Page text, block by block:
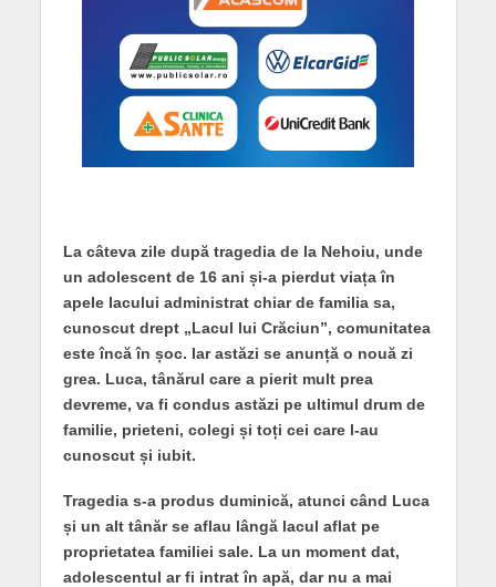
La câteva zile după tragedia de la Nehoiu, unde
un adolescent de 16 ani și-a pierdut viața în
apele lacului administrat chiar de familia sa,
cunoscut drept „Lacul lui Crăciun”, comunitatea
este încă în șoc. Iar astăzi se anunță o nouă zi
grea. Luca, tânărul care a pierit mult prea
devreme, va fi condus astăzi pe ultimul drum de
familie, prieteni, colegi și toți cei care l-au
cunoscut și iubit.
Tragedia s-a produs duminică, atunci când Luca
și un alt tânăr se aflau lângă lacul aflat pe
proprietatea familiei sale. La un moment dat,
adolescentul ar fi intrat în apă, dar nu a mai